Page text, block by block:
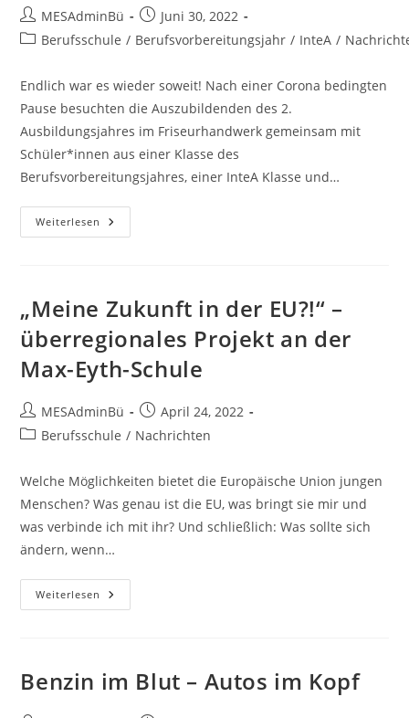
Beitrags-
Autor:
MESAdminBü
Beitrag
veröffentlicht:
Juni 30, 2022
Beitrags-
Berufsschule / Berufsvorbereitungsjahr / InteA /
Endlich war es wieder soweit! Nach einer Corona bedingten
Pause besuchten die Auszubildenden des 2.
Ausbildungsjahres im Friseurhandwerk gemeinsam mit
Schüler*innen aus einer Klasse des
Berufsvorbereitungsjahres, einer InteA Klasse und…
Weiterlesen MES
Schüler*innen
„Meine Zukunft in der EU?!“ –
überregionales Projekt an der
Max-Eyth-Schule
Beitrags-
Autor:
MESAdminBü
Beitrag
veröffentlicht:
April 24, 2022
Beitrags-
Berufsschule / Nachrichten
Welche Möglichkeiten bietet die Europäische Union jungen
Menschen? Was genau ist die EU, was bringt sie mir und
was verbinde ich mit ihr? Und schließlich: Was sollte sich
ändern, wenn…
Weiterlesen „Meine
Zukunft
Überregionales
Projekt
Benzin im Blut – Autos im Kopf